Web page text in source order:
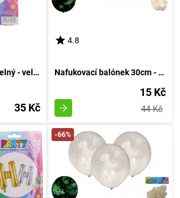
Balónek nafukovatelný - velikost 6, růžový
35 Kč
4.8
Nafukovací balónek 30cm - sada 6 kusů, s luminescencí v temnotě
15 Kč
44 Kč
-66%